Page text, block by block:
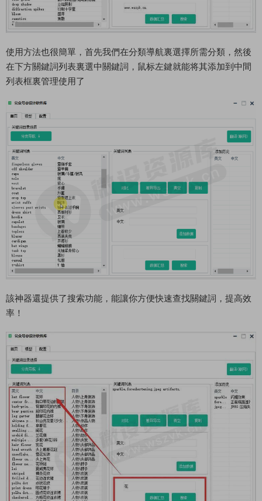
使用方法也很簡單，首先我們在分類導航裏選擇所需分類，然後
在下方關鍵詞列表裏選中關鍵詞，鼠标左鍵就能将其添加到中間
列表框裏管理使用了
該神器還提供了搜索功能，能讓你方便快速查找關鍵詞，提高效
率！